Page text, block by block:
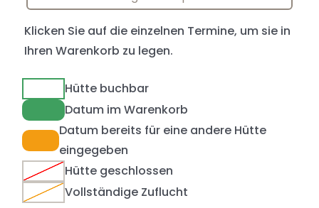
Klicken Sie auf die einzelnen Termine, um sie in
Ihren Warenkorb zu legen.
Hütte buchbar
Datum im Warenkorb
Datum bereits für eine andere Hütte
eingegeben
Hütte geschlossen
Vollständige Zuflucht